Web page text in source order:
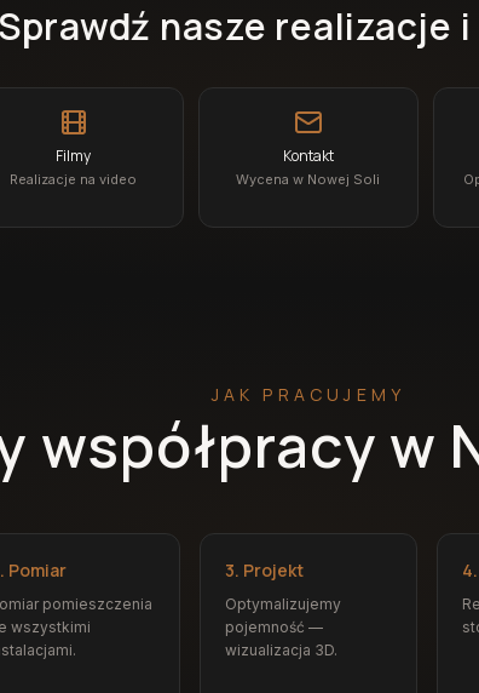
Sprawdź nasze realizacje
Filmy
Realizacje na video
Kontakt
Wycena w Nowej Soli
JAK PRACUJEMY
współpracy w
Pomiar
pomieszczenia
wszystkimi
3. Projekt
Optymalizujemy
pojemność —
wizualizacja 3D.